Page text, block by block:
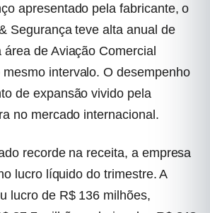
apresentado pela fabricante, o
Segurança teve alta anual de
de Aviação Comercial
intervalo. O desempenho
de expansão vivido pela
no mercado internacional.
recorde na receita, a empresa
lucro líquido do trimestre. A
lucro de R$ 136 milhões,